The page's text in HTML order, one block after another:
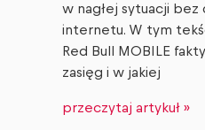
w nagłej sytuacji
internetu. W tym
Red Bull MOBILE
zasięg i w jakiej
przeczytaj artykuł »